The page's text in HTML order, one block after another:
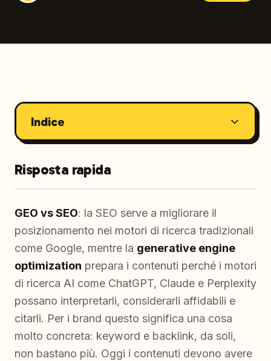
Indice
Risposta rapida
GEO vs SEO: la SEO serve a migliorare il
posizionamento nei motori di ricerca tradizionali
come Google, mentre la generative engine
optimization prepara i contenuti perché i motori
di ricerca AI come ChatGPT, Claude e Perplexity
possano interpretarli, considerarli affidabili e
citarli. Per i brand questo significa una cosa
molto concreta: keyword e backlink, da soli,
non bastano più. Oggi i contenuti devono avere